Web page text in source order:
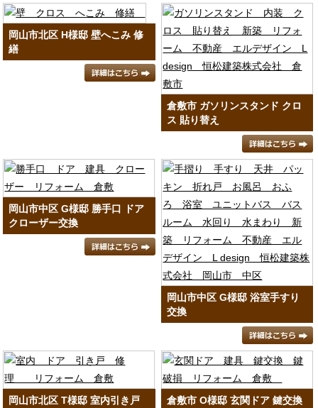
岡山市北区 H様邸 壁へこみ 修
繕
倉敷市 ガソリンスタンド クロ
ス 貼り替え
岡山市中区 G様邸 勝手口 ドア
クローザー交換
岡山市中区 G様邸 浴室手すり
交換
岡山市北区 T様邸 室内引き戸
倉敷市 O様邸 玄関ドア 鍵交換